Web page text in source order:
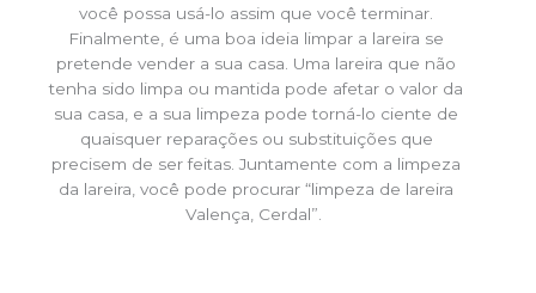
você possa usá-lo assim que você terminar.
Finalmente, é uma boa ideia limpar a lareira se
pretende vender a sua casa. Uma lareira que não
tenha sido limpa ou mantida pode afetar o valor da
sua casa, e a sua limpeza pode torná-lo ciente de
quaisquer reparações ou substituições que
precisem de ser feitas. Juntamente com a limpeza
da lareira, você pode procurar “limpeza de lareira
Valença, Cerdal”.